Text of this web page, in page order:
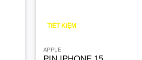
TIẾT KIỆM
APPLE